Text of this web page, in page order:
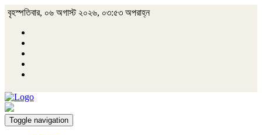
বৃহস্পতিবার, ০৬ অগাস্ট ২০২৬, ০৩:৫৩ অপরাহ্ন
Toggle navigation